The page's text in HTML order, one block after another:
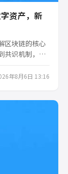
资产，新
区块链的核心
共识机制，再
年8月6日 13:16